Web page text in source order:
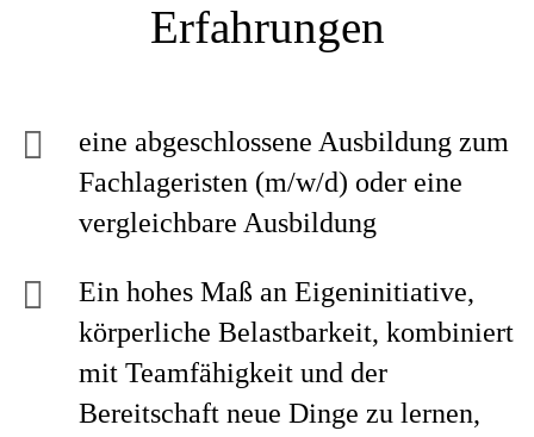
Erfahrungen
eine abgeschlossene Ausbildung zum
Fachlageristen (m/w/d) oder eine
vergleichbare Ausbildung
Ein hohes Maß an Eigeninitiative,
körperliche Belastbarkeit, kombiniert
mit Teamfähigkeit und der
Bereitschaft neue Dinge zu lernen,